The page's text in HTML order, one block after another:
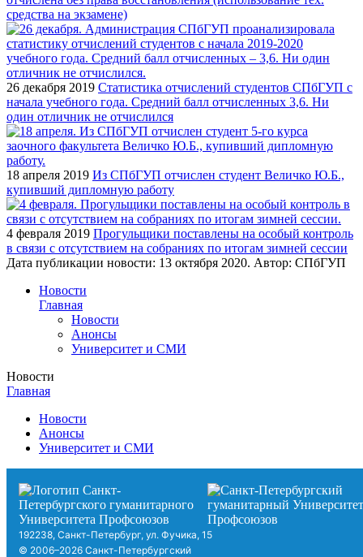
средства на экзамене)
26 декабря 2019 Статистика отчислений студентов СПбГУП с
начала учебного года. Средний балл отчисленных 3,6. Ни
один отличник не отчислился
18 апреля 2019 Из СПбГУП отчислен студент Величко Ю.Б.,
купивший дипломную работу
4 февраля 2019 Прогульщики поставлены на особый контроль
в связи с отсутствием на собраниях по итогам зимней сессии
Дата публикации новости: 13 октября 2020. Автор: СПбГУП
Новости
Главная
Новости
Анонсы
Университет и СМИ
Новости
Главная
Новости
Анонсы
Университет и СМИ
192238, Санкт-Петербург, ул. Фучика, 15
© 2006–2026 Санкт-Петербургский